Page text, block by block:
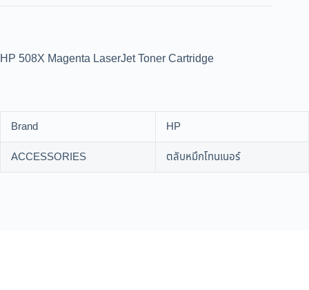
HP 508X Magenta LaserJet Toner Cartridge
Brand
HP
ACCESSORIES
ตลับหมึกโทนเนอร์